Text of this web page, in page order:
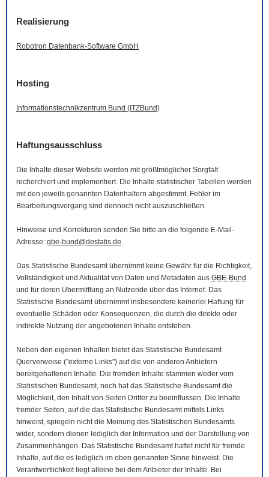
Realisierung
Robotron Datenbank-Software GmbH
Hosting
Informationstechnikzentrum Bund (ITZBund)
Haftungsausschluss
Die Inhalte dieser Website werden mit größtmöglicher Sorgfalt
recherchiert und implementiert. Die Inhalte statistischer Tabellen werden
mit den jeweils genannten Datenhaltern abgestimmt. Fehler im
Bearbeitungsvorgang sind dennoch nicht auszuschließen.
Hinweise und Korrekturen senden Sie bitte an die folgende E-Mail -
Adresse: gbe-bund@destatis.de.
Das Statistische Bundesamt übernimmt keine Gewähr für die Richtigkeit,
Vollständigkeit und Aktualität von Daten und Metadaten aus GBE-Bund
und für deren Übermittlung an Nutzende über das Internet. Das
Statistische Bundesamt übernimmt insbesondere keinerlei Haftung für
eventuelle Schäden oder Konsequenzen, die durch die direkte oder
indirekte Nutzung der angebotenen Inhalte entstehen.
Neben den eigenen Inhalten bietet das Statistische Bundesamt
Querverweise ("externe Links") auf die von anderen Anbietern
bereitgehaltenen Inhalte. Die fremden Inhalte stammen weder vom
Statistischen Bundesamt, noch hat das Statistische Bundesamt die
Möglichkeit, den Inhalt von Seiten Dritter zu beeinflussen. Die Inhalte
fremder Seiten, auf die das Statistische Bundesamt mittels Links
hinweist, spiegeln nicht die Meinung des Statistischen Bundesamts
wider, sondern dienen lediglich der Information und der Darstellung von
Zusammenhängen. Das Statistische Bundesamt haftet nicht für fremde
Inhalte, auf die es lediglich im oben genannten Sinne hinweist. Die
Verantwortlichkeit liegt alleine bei dem Anbieter der Inhalte. Bei